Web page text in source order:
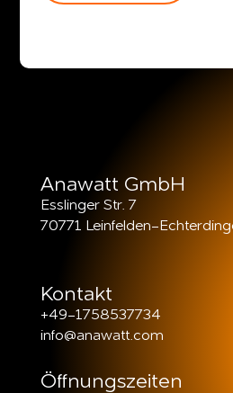
Anawatt GmbH
Esslinger Str. 7
70771 Leinfelden-
Kontakt
+49-1758537734
info@anawatt.com
Öffnungszeiten